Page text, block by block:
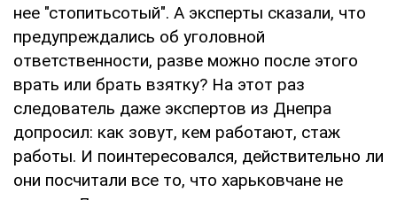
нее "стопитьсотый". А эксперты сказали, что
предупреждались об уголовной
ответственности, разве можно после этого
врать или брать взятку? На этот раз
следователь даже экспертов из Днепра
допросил: как зовут, кем работают, стаж
работы. И поинтересовался, действительно ли
они посчитали все то, что харьковчане не